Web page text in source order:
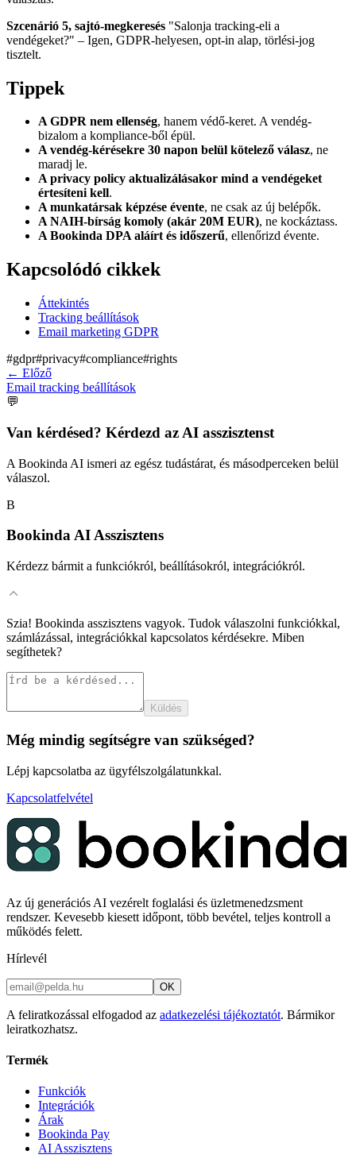
Szcenárió 5, sajtó-megkeresés "Salonja tracking-eli a
vendégeket?" – Igen, GDPR-helyesen, opt-in alap, törlési-jog
tisztelt.
Tippek
A GDPR nem ellenség, hanem védő-keret. A vendég-
bizalom a kompliance-ből épül.
A vendég-kérésekre 30 napon belül kötelező válasz, ne
maradj le.
A privacy policy aktualizálásakor mind a vendégeket
értesíteni kell.
A munkatársak képzése évente, ne csak az új belépők.
A NAIH-bírság komoly (akár 20M EUR), ne kockáztass.
A Bookinda DPA aláírt és időszerű, ellenőrizd évente.
Kapcsolódó cikkek
Áttekintés
Tracking beállítások
Email marketing GDPR
#gdpr#privacy#compliance#rights
← Előző
Email tracking beállítások
💬
Van kérdésed? Kérdezd az AI asszisztenst
A Bookinda AI ismeri az egész tudástárat, és másodperceken belül
válaszol.
B
Bookinda AI Asszisztens
Kérdezz bármit a funkciókról, beállításokról, integrációkról.
Szia! Bookinda asszisztens vagyok. Tudok válaszolni funkciókkal,
számlázással, integrációkkal kapcsolatos kérdésekre. Miben
segíthetek?
Küldés
Még mindig segítségre van szükséged?
Lépj kapcsolatba az ügyfélszolgálatunkkal.
Kapcsolatfelvétel
Az új generációs AI vezérelt foglalási és üzletmenedzsment
rendszer. Kevesebb kiesett időpont, több bevétel, teljes kontroll a
működés felett.
Hírlevél
OK
A feliratkozással elfogadod az adatkezelési tájékoztatót. Bármikor
leiratkozhatsz.
Termék
Funkciók
Integrációk
Árak
Bookinda Pay
AI Asszisztens